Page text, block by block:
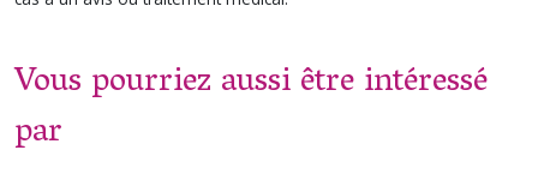
Vous pourriez aussi être intéressé
par